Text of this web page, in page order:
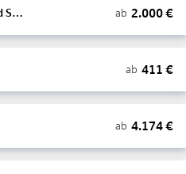
Bonaire, Sint Eustatius und Saba ab 2.000€
ab 411 €
ab 4.174€